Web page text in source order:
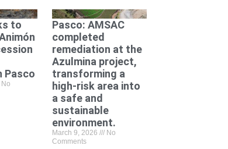
to
Pasco
Pasco: AMSAC
completed
remediation at the
Azulmina project,
transforming a
high-risk area into
a safe and
sustainable
environment.
March 9, 2026
No
Comments